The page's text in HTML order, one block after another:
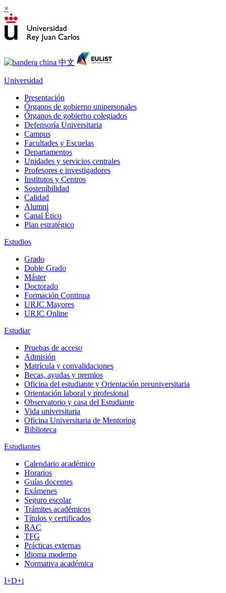
×
Universidad
Presentación
Órganos de gobierno unipersonales
Órganos de gobierno colegiados
Defensoría Universitaria
Campus
Facultades y Escuelas
Departamentos
Unidades y servicios centrales
Profesores e investigadores
Institutos y Centros
Sostenibilidad
Calidad
Alumni
Canal Ético
Plan estratégico
Estudios
Grado
Doble Grado
Máster
Doctorado
Formación Continua
URJC Mayores
URJC Online
Estudiar
Pruebas de acceso
Admisión
Matrícula y convalidaciones
Becas, ayudas y premios
Oficina del estudiante y Orientación preuniversitaria
Orientación laboral y profesional
Observatorio y casa del Estudiante
Vida universitaria
Oficina Universitaria de Mentoring
Biblioteca
Estudiantes
Calendario académico
Horarios
Guías docentes
Exámenes
Seguro escolar
Trámites académicos
Títulos y certificados
RAC
TFG
Prácticas externas
Idioma moderno
Normativa académica
I+D+i